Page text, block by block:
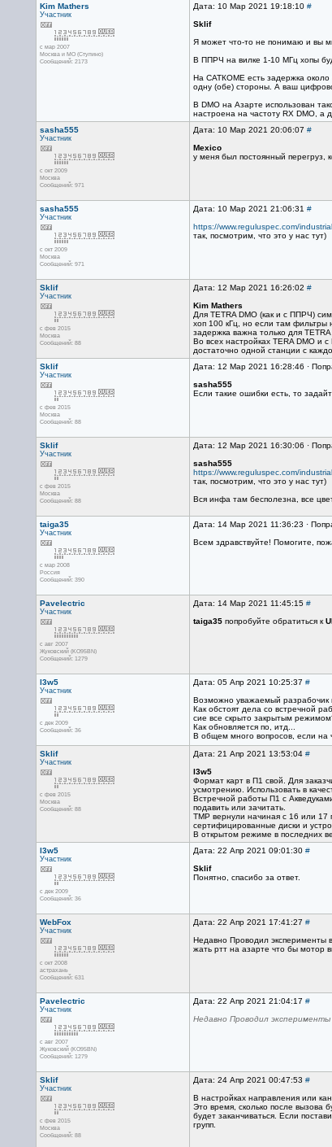
Kim Mathers
Участник
с мар 2007
Москва и МО (Ступино)
Сообщений: 2173
Дата: 10 Мар 2021 19:18:10 #
Sklif
Я может что-то не понимаю и вы
В ППРЧ на вилке 1-10 МГц хопы
На САТКОМЕ есть задержка около
одну (обе) стороны. А ваш
В DMO на Азарте использован
настроена на частоту RX DMO, а
sasha555
Участник
с окт 2009
Москва
Сообщений: 971
Дата: 10 Мар 2021 20:06:07 #
Mexico
у меня был постоянный перегруз,
sasha555
Участник
с окт 2009
Москва
Сообщений: 971
Дата: 10 Мар 2021 21:06:31 #
https://www.reguluspec.com/
так, посмотрим, что это у нас тут)
Sklif
Участник
с фев 2015
Москва
Сообщений: 88
Дата: 12 Мар 2021 16:26:02 #
Kim Mathers
Для TETRA DMO (как и с ППРЧ)
хоп 100 кГц, но если там фильтры
задержка важна только для
Во всех настройках TERA DMO и
достаточно одной станции с
Sklif
Участник
с фев 2015
Москва
Сообщений: 88
Дата: 12 Мар 2021 16:28:46 ·
sasha555
Если такие ошибки есть, то
Sklif
Участник
с фев 2015
Москва
Сообщений: 88
Дата: 12 Мар 2021 16:30:06 ·
sasha555
https://www.reguluspec.com/
так, посмотрим, что это у нас тут)
Вся инфа там бесполезна, все
taiga35
Участник
с мар 2008
Россия
Сообщений: 390
Дата: 14 Мар 2021 11:36:23 ·
Всем здравствуйте! Помогите,
Pavelectric
Участник
с авг 2007
Жуковский (KO95BN)
Сообщений: 1279
Дата: 14 Мар 2021 11:45:15 #
taiga35попробуйте обратиться к
l3w5
Участник
с дек 2009
Сообщений: 36
Дата: 05 Апр 2021 10:25:37 #
Возможно уважаемый разрабочик
Как обстоят дела со встречной
сие все скрыто закрытым
Как обновляется по, итд...
В общем много вопросов, если на
Sklif
Участник
с фев 2015
Москва
Сообщений: 88
Дата: 21 Апр 2021 13:53:04 #
l3w5
Формат карт в П1 свой. Для
усмотрению. Использовать в
Встречной работы П1 с
подавить или зачитать.
ТМР вернули начиная с 16 или 17
сертифицированные диски и
В открытом режиме в последних
l3w5
Участник
с дек 2009
Сообщений: 36
Дата: 22 Апр 2021 09:01:30 #
Sklif
Понятно, спасибо за ответ.
WebFox
Участник
с окт 2008
астрахань
Сообщений: 631
Дата: 22 Апр 2021 17:41:27 #
Недавно Проводил эксперименты
жать ртт на азарте что бы мотор
Pavelectric
Участник
с авг 2007
Жуковский (KO95BN)
Сообщений: 1279
Дата: 22 Апр 2021 21:04:17 #
Недавно Проводил
Sklif
Участник
с фев 2015
Москва
Сообщений: 88
Дата: 24 Апр 2021 00:47:53 #
В настройках направления или
Это время, сколько после вызова
будет заканчиваться. Если
групп.